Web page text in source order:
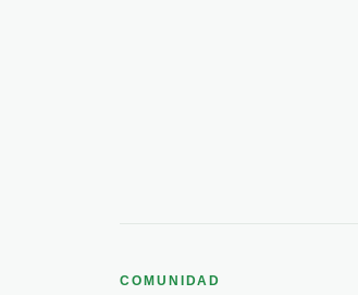
COMUNIDAD